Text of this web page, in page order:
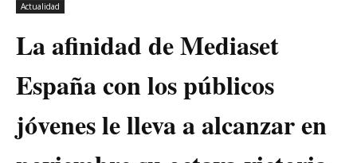
Actualidad
La afinidad de Mediaset
España con los públicos
jóvenes le lleva a alcanzar en